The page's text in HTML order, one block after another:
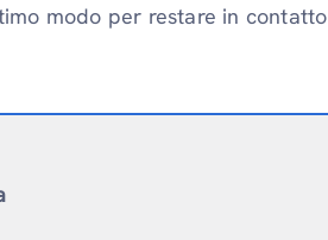
modo per restare in contatto